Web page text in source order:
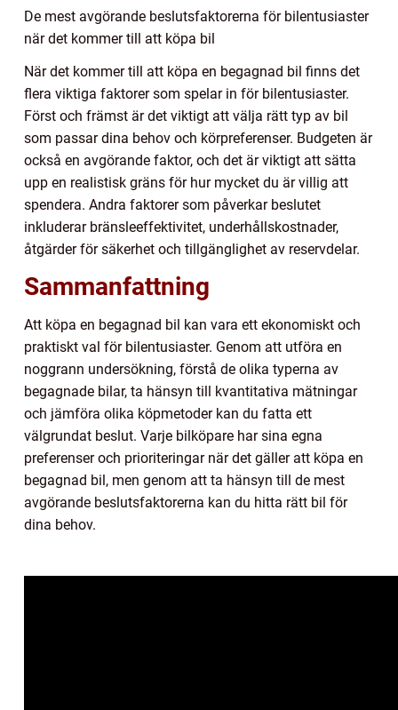
De mest avgörande beslutsfaktorerna för bilentusiaster
när det kommer till att köpa bil
När det kommer till att köpa en begagnad bil finns det
flera viktiga faktorer som spelar in för bilentusiaster.
Först och främst är det viktigt att välja rätt typ av bil
som passar dina behov och körpreferenser. Budgeten är
också en avgörande faktor, och det är viktigt att sätta
upp en realistisk gräns för hur mycket du är villig att
spendera. Andra faktorer som påverkar beslutet
inkluderar bränsleeffektivitet, underhållskostnader,
åtgärder för säkerhet och tillgänglighet av reservdelar.
Sammanfattning
Att köpa en begagnad bil kan vara ett ekonomiskt och
praktiskt val för bilentusiaster. Genom att utföra en
noggrann undersökning, förstå de olika typerna av
begagnade bilar, ta hänsyn till kvantitativa mätningar
och jämföra olika köpmetoder kan du fatta ett
välgrundat beslut. Varje bilköpare har sina egna
preferenser och prioriteringar när det gäller att köpa en
begagnad bil, men genom att ta hänsyn till de mest
avgörande beslutsfaktorerna kan du hitta rätt bil för
dina behov.